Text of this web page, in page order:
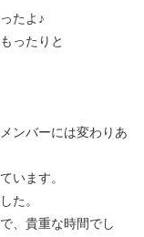
たよ♪
ったりと
ンバーには変わりあ
います。
た。
、貴重な時間でし